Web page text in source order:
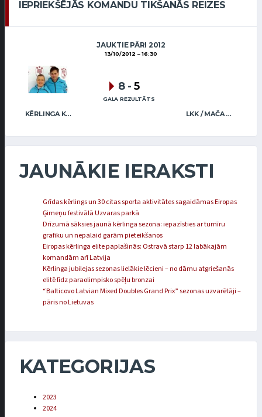
IEPRIEKŠĒJĀS KOMANDU TIKŠANĀS REIZES
JAUKTIE PĀRI 2012
13/10/2012 16:30
KĒRLINGA KLUBS “RĪGA” / I.LINDE A.VEIDEMANIS LKK / MAČA ABRICKIS
8 - 5
GALA REZULTĀTS
JAUNĀKIE IERAKSTI
Grīdas kērlings un 30 citas sporta aktivitātes sagaidāmas Eiropas
Ģimeņu festivālā Uzvaras parkā
Drīzumā sāksies jaunā kērlinga sezona: iepazīsties ar turnīru
grafiku un nepalaid garām pieteikšanos
Eiropas kērlinga elite paplašinās: Ostravā starp 12 labākajām
komandām arī Latvija
Kērlinga jubilejas sezonas lielākie lēcieni – no dāmu atgriešanās
elitē līdz paraolimpisko spēļu bronzai
“Balticovo Latvian Mixed Doubles Grand Prix” sezonas uzvarētāji –
pāris no Lietuvas
KATEGORIJAS
2023
2024